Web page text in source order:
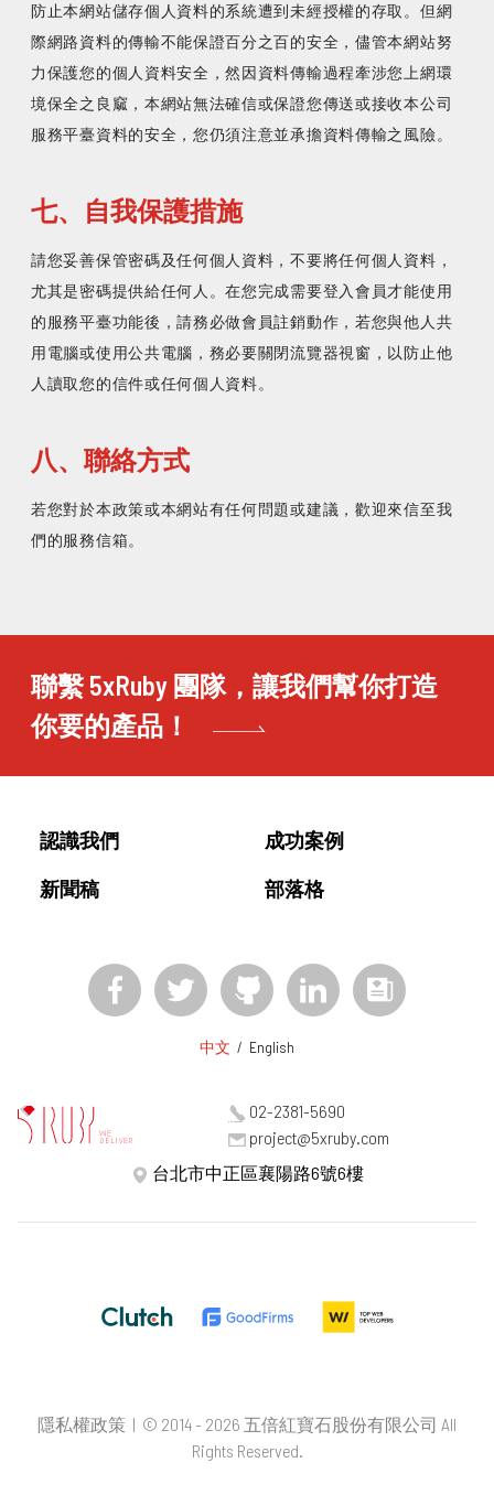
防止本網站儲存個人資料的系統遭到未經授權的存取。但網
際網路資料的傳輸不能保證百分之百的安全，儘管本網站努
力保護您的個人資料安全，然因資料傳輸過程牽涉您上網環
境保全之良窳，本網站無法確信或保證您傳送或接收本公司
服務平臺資料的安全，您仍須注意並承擔資料傳輸之風險。
七、自我保護措施
請您妥善保管密碼及任何個人資料，不要將任何個人資料，
尤其是密碼提供給任何人。在您完成需要登入會員才能使用
的服務平臺功能後，請務必做會員註銷動作，若您與他人共
用電腦或使用公共電腦，務必要關閉流覽器視窗，以防止他
人讀取您的信件或任何個人資料。
八、聯絡方式
若您對於本政策或本網站有任何問題或建議，歡迎來信至我
們的服務信箱。
聯繫 5xRuby 團隊，讓我們幫你打造
你要的產品！
認識我們
成功案例
新聞稿
部落格
中文 / English
02-2381-5690
project@5xruby.com
台北市中正區襄陽路6號6樓
隱私權政策 | © 2014 - 2026 五倍紅寶石股份有限公司 All
Rights Reserved.